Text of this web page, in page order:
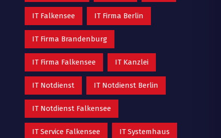
IT Falkensee IT Firma Berlin
IT Firma Brandenburg
IT Firma Falkensee IT Kanzlei
IT Notdienst IT Notdienst Berlin
IT Notdienst Falkensee
IT Service Falkensee IT Systemhaus